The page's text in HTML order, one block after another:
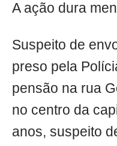
A ação dura
Suspeito de
preso pela
pensão na rua
no centro da
anos, suspeito